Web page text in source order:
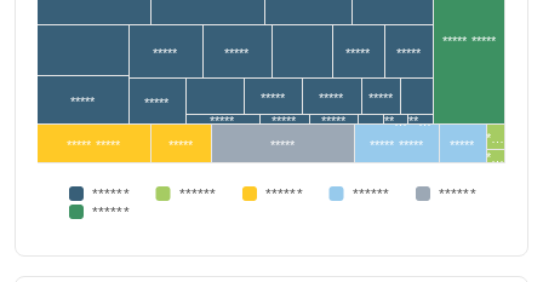
*****
***** ***** ***** *****
***** ***** *****
*****
*****
***** ***** **…**…
***** *****
***** ***** ***** ***** ***** ***** *****
*…
*…
****** ****** ****** ******
******
******